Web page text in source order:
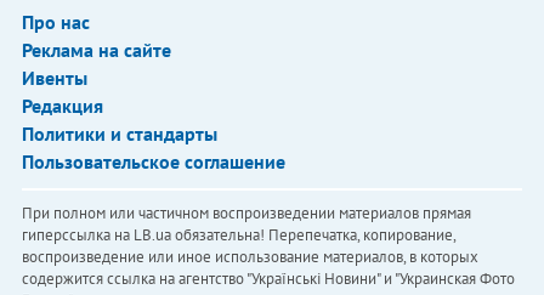
Про нас
Реклама на сайте
Ивенты
Редакция
Политики и стандарты
Пользовательское соглашение
При полном или частичном воспроизведении материалов прямая
гиперссылка на LB.ua обязательна! Перепечатка, копирование,
воспроизведение или иное использование материалов, в которых
содержится ссылка на агентство "Українськi Новини" и "Украинская Фото